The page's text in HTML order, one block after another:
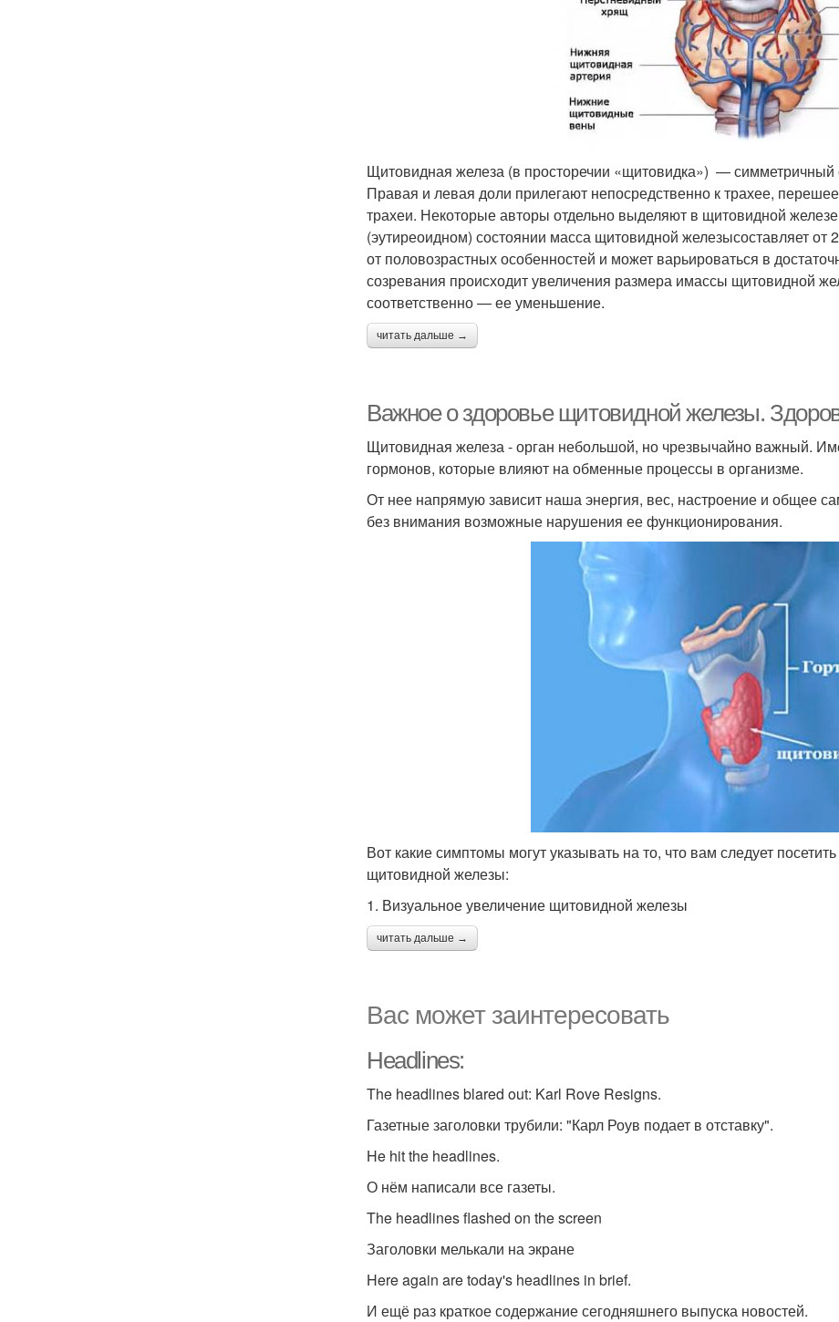
Щитовидная железа (в просторечии «щитовидка») — симметричный
Правая и левая доли прилегают непосредственно к трахее,
трахеи. Некоторые авторы отдельно выделяют в щитовидной
(эутиреоидном) состоянии масса щитовидной железысоставляет от
от половозрастных особенностей и может варьироваться в
созревания происходит увеличения размера имассы щитовидной
соответственно — ее уменьшение.
читать дальше →
Важное о здоровье щитовидной железы.
Щитовидная железа - орган небольшой, но чрезвычайно важный.
гормонов, которые влияют на обменные процессы в организме.
От нее напрямую зависит наша энергия, вес, настроение и общее
без внимания возможные нарушения ее функционирования.
Вот какие симптомы могут указывать на то, что вам следует
щитовидной железы:
1. Визуальное увеличение щитовидной железы
читать дальше →
Вас может заинтересовать
Headlines:
The headlines blared out: Karl Rove Resigns.
Газетные заголовки трубили: "Карл Роув подает в отставку".
He hit the headlines.
О нём написали все газеты.
The headlines flashed on the screen
Заголовки мелькали на экране
Here again are today's headlines in brief.
И ещё раз краткое содержание сегодняшнего выпуска новостей.